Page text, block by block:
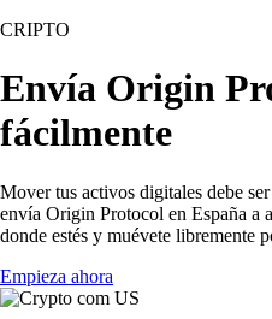
CRIPTO
Envía Origin
fácilmente
Mover tus activos digitales debe
envía Origin Protocol en España a
donde estés y muévete libremente
Empieza ahora